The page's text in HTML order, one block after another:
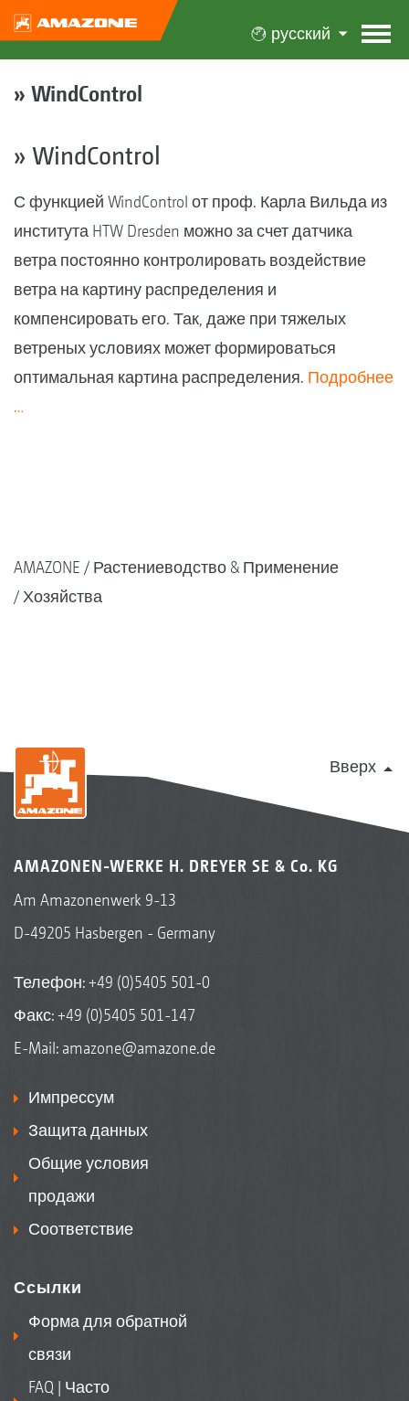
русский
» WindControl
» WindControl
С функцией WindControl от проф. Карла Вильда из
института HTW Dresden можно за счет датчика
ветра постоянно контролировать воздействие
ветра на картину распределения и
компенсировать его. Так, даже при тяжелых
ветреных условиях может формироваться
оптимальная картина распределения. Подробнее
…
AMAZONE
Растениеводство & Применение
Хозяйства
Вверх
AMAZONEN-WERKE H. DREYER SE & Co. KG
Am Amazonenwerk 9-13
D-49205 Hasbergen - Germany
Телефон:+49 (0)5405 501-0
Факс: +49 (0)5405 501-147
E-Mail: amazone@amazone.de
Импрессум
Защита данных
Общие условия
продажи
Соответствие
Ссылки
Форма для обратной
связи
FAQ | Часто